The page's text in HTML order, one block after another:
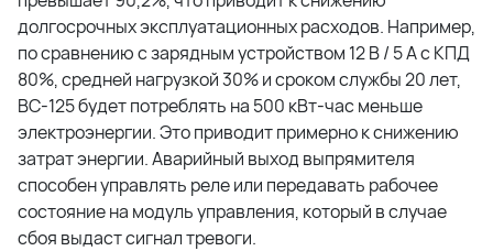
долгосрочных эксплуатационных расходов. Например,
по сравнению с зарядным устройством 12 В / 5 А с КПД
80%, средней нагрузкой 30% и сроком службы 20 лет,
BC-125 будет потреблять на 500 кВт-час меньше
электроэнергии. Это приводит примерно к снижению
затрат энергии. Аварийный выход выпрямителя
способен управлять реле или передавать рабочее
состояние на модуль управления, который в случае
сбоя выдаст сигнал тревоги.